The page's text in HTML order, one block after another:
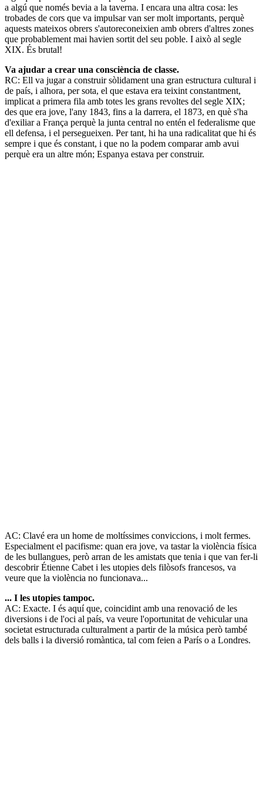
a algú que només bevia a la taverna. I encara una altra cosa: les
trobades de cors que va impulsar van ser molt importants, perquè
aquests mateixos obrers s'autoreconeixien amb obrers d'altres zones
que probablement mai havien sortit del seu poble. I això al segle
XIX. És brutal!
Va ajudar a crear una consciència de classe.
RC: Ell va jugar a construir sòlidament una gran estructura cultural i
de país, i alhora, per sota, el que estava era teixint constantment,
implicat a primera fila amb totes les grans revoltes del segle XIX;
des que era jove, l'any 1843, fins a la darrera, el 1873, en què s'ha
d'exiliar a França perquè la junta central no entén el federalisme que
ell defensa, i el persegueixen. Per tant, hi ha una radicalitat que hi és
sempre i que és constant, i que no la podem comparar amb avui
perquè era un altre món; Espanya estava per construir.
AC: Clavé era un home de moltíssimes conviccions, i molt fermes.
Especialment el pacifisme: quan era jove, va tastar la violència física
de les bullangues, però arran de les amistats que tenia i que van fer-li
descobrir Étienne Cabet i les utopies dels filòsofs francesos, va
veure que la violència no funcionava...
... I les utopies tampoc.
AC: Exacte. I és aquí que, coincidint amb una renovació de les
diversions i de l'oci al país, va veure l'oportunitat de vehicular una
societat estructurada culturalment a partir de la música però també
dels balls i la diversió romàntica, tal com feien a París o a Londres.